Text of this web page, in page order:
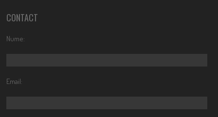
CONTACT
Nume:
Email: